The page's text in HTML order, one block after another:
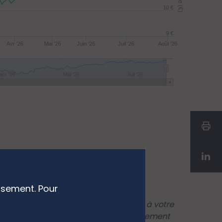
Avr '26 Mai '26 Juin '26 Juil '26 Août '26
9 €
10 €
nécessairement tous les frais dus à votre
fiscale personnelle, qui peut également
Pour